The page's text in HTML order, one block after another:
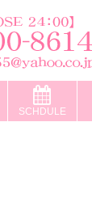
SCHDULE